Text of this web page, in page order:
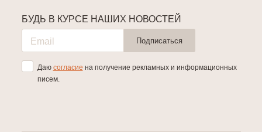
БУДЬ В КУРСЕ НАШИХ НОВОСТЕЙ
Подписаться
Даю согласие на получение рекламных и информационных
писем.